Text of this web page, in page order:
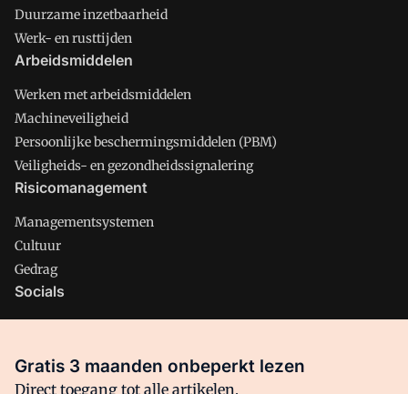
Duurzame inzetbaarheid
Werk- en rusttijden
Arbeidsmiddelen
Werken met arbeidsmiddelen
Machineveiligheid
Persoonlijke beschermingsmiddelen (PBM)
Veiligheids- en gezondheidssignalering
Risicomanagement
Managementsystemen
Cultuur
Gedrag
Socials
Facebook
Gratis 3 maanden onbeperkt lezen
Direct toegang tot alle artikelen,